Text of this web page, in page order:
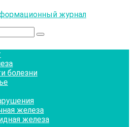
журнал
болезни
железа
железа